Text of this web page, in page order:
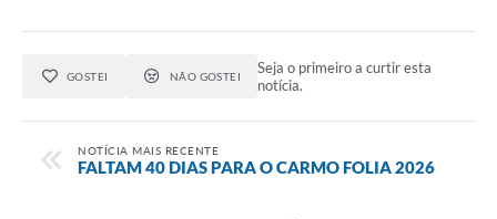
GOSTEI NÃO GOSTEI
Seja o primeiro a curtir esta
notícia.
NOTÍCIA MAIS RECENTE
FALTAM 40 DIAS PARA O CARMO FOLIA 2026